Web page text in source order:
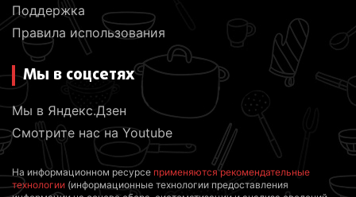
Поддержка
Правила использования
Мы в соцсетях
Мы в Яндекс.Дзен
Смотрите нас на Youtube
На информационном ресурсе применяются рекомендательные
технологии (информационные технологии предоставления